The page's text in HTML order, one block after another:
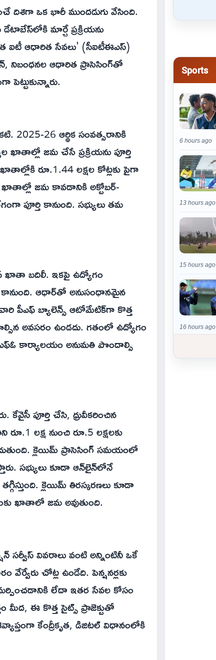
దిశగా ఒక భారీ ముందడుగు వేసింది.
డేటాబేస్‌లోకి మార్చే ప్రక్రియను
ఐటీ ఆధారిత సేవలు' (సీఐటీఈఎస్‌)
నిబంధనల ఆధారిత ప్రాసెసింగ్‌తో
2025-26 ఆర్థిక సంవత్సరానికి
ఖాతాల్లో జమ చేసే ప్రక్రియను పూర్తి
రూ.1.44 లక్షల కోట్లకు పైగా
ఖాతాల్లో జమ కావడానికి అక్టోబర్-
పూర్తి కానుంది. సభ్యులు తమ
ఖాతా బదిలీ. ఇకపై ఉద్యోగం
కానుంది. ఆధార్‌తో అనుసంధానమైన
వారి పీఎఫ్ బ్యాలెన్స్ ఆటోమేటిక్‌గా కొత్త
అవసరం ఉండదు. గతంలో ఉద్యోగం
కార్యాలయం అనుమతి పొందాల్సి
పూర్తి చేసి, ధ్రువీకరించిన
లక్ష నుంచి రూ.5 లక్షలకు
క్లెయిమ్ ప్రాసెసింగ్ సమయంలో
సభ్యులు కూడా ఆన్‌లైన్‌లోనే
క్లెయిమ్ తిరస్కరణలు కూడా
ఖాతాలో జమ అవుతుంది.
సర్వీస్ వివరాలు వంటి అన్నింటినీ ఒకే
చోట్ల ఉండేది. పెన్షనర్లకు
లేదా ఇతర సేవల కోసం
ఈ కొత్త సైట్స్ ప్రాజెక్టుతో
కేంద్రీకృత, డిజిటల్ విధానంలోకి
Sports
6 hours ago
13 hours ago
15 hours ago
16 hours ago